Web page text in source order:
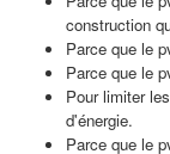
construction
Parce que le
Parce que le
Pour limiter
d'énergie.
Parce que le